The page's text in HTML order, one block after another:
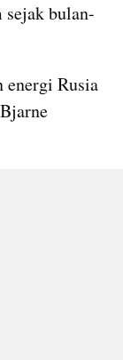
sejak bulan-
energi Rusia